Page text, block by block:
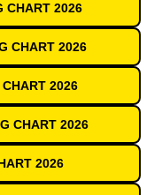
CHART 2026
CHART 2026
2026
CHART 2026
2026